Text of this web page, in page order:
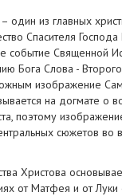
один из главных
Спасителя Господа
событие Священной
Бога Слова -
изображение
на догмате о
поэтому
сюжетов во
Христова
от Матфея и от Луки